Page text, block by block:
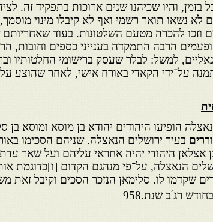
בזמן, והיו שכיהנו שנים ארוכות בתפקיד זה.
נשאו תואר רשמי ואף לא קיבלו מינוי
וזכו להכרה מטעם השלטונות. בעוד
הרבה התמקדה בענייני כספים וחובות,
למשל: לבלר שעסק ברישומי החלטותיו
על־ידי הקאדי באורח אישי, לאחר שהוצע
הופיעו היהודים יהודא בן מוסא ומוסא בן
בעיר ירושלים הנאצלה. שניהם הסכימו
אצלאן היהודי יהיה אחראי עליהם ועל שאר עדת
הנאצלה, על־פי מנהגם הקדום [ו]כדוגמת
שקדמו לו. סלימאן הנזכר הסכים וקיבל זאת
׳ב שנת.958